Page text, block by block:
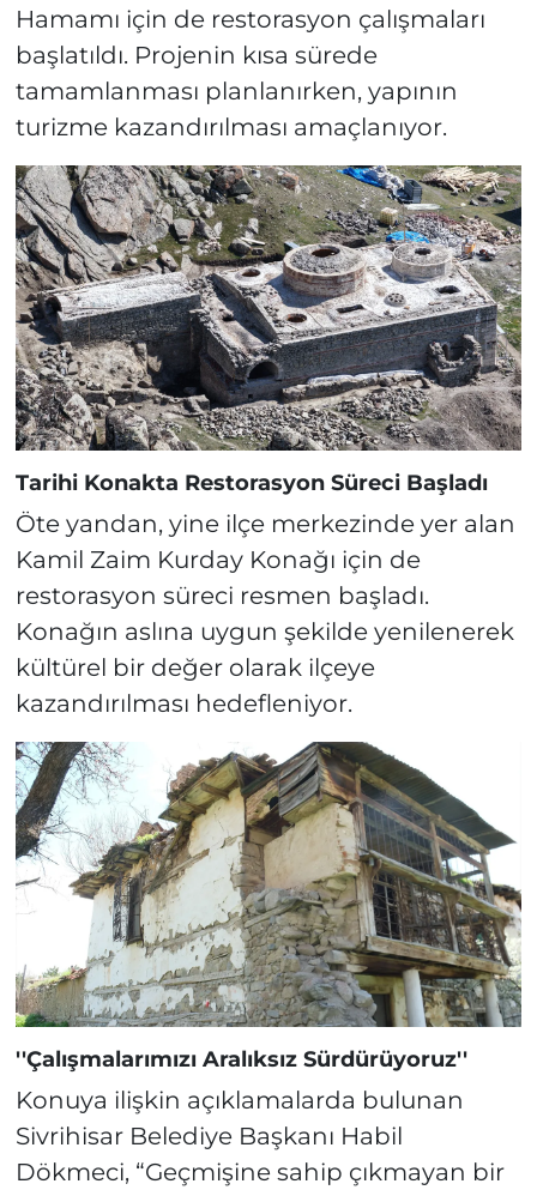
Hamamı için de restorasyon çalışmaları
başlatıldı. Projenin kısa sürede
tamamlanması planlanırken, yapının
turizme kazandırılması amaçlanıyor.
Tarihi Konakta Restorasyon Süreci Başladı
Öte yandan, yine ilçe merkezinde yer alan
Kamil Zaim Kurday Konağı için de
restorasyon süreci resmen başladı.
Konağın aslına uygun şekilde yenilenerek
kültürel bir değer olarak ilçeye
kazandırılması hedefleniyor.
''Çalışmalarımızı Aralıksız Sürdürüyoruz''
Konuya ilişkin açıklamalarda bulunan
Sivrihisar Belediye Başkanı Habil
Dökmeci, “Geçmişine sahip çıkmayan bir